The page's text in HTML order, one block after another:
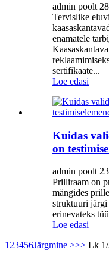
admin poolt
Tervislike
enamatele
sertifikaate...
Loe edasi
Kuidas
on
admin poolt
Prilliraam on
mängides
struktuuri
erinevateks
Loe edasi
1 23456Järgmine >>> Lk